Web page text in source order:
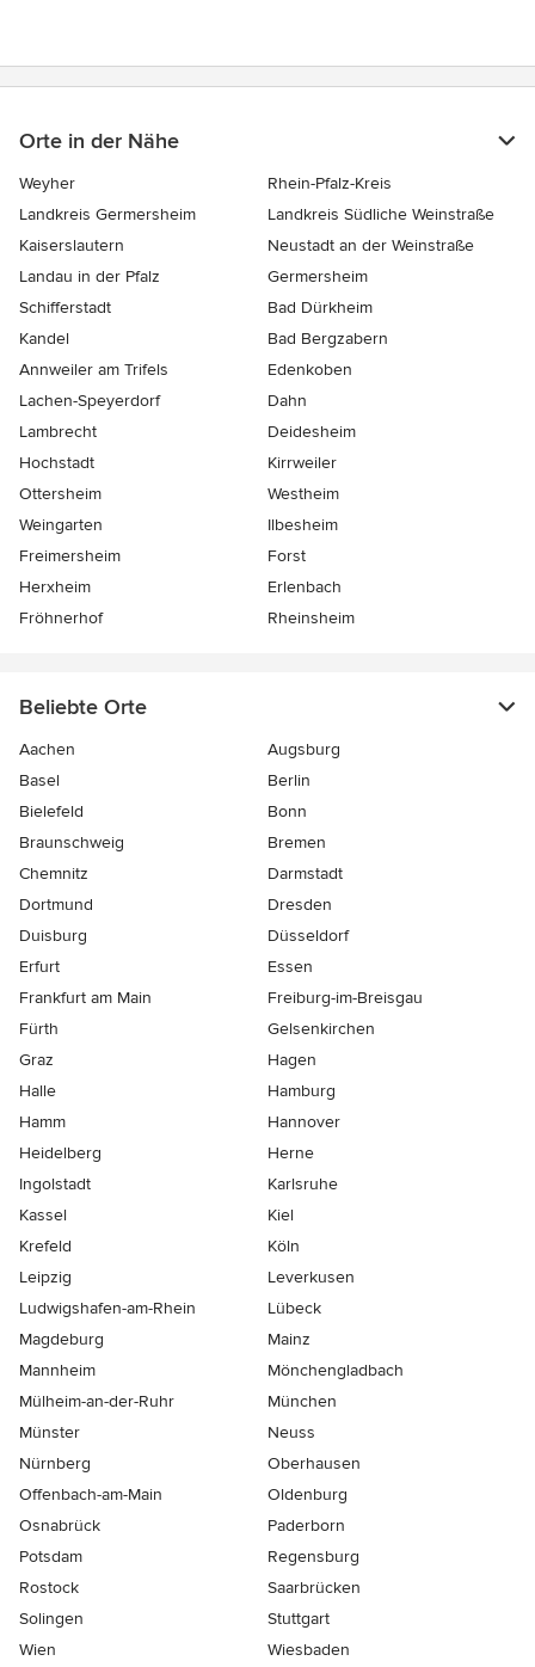
Orte in der Nähe
Weyher
Rhein-Pfalz-Kreis
Landkreis Germersheim
Landkreis Südliche Weinstraße
Kaiserslautern
Neustadt an der Weinstraße
Landau in der Pfalz
Germersheim
Schifferstadt
Bad Dürkheim
Kandel
Bad Bergzabern
Annweiler am Trifels
Edenkoben
Lachen-Speyerdorf
Dahn
Lambrecht
Deidesheim
Hochstadt
Kirrweiler
Ottersheim
Westheim
Weingarten
Ilbesheim
Freimersheim
Forst
Herxheim
Erlenbach
Fröhnerhof
Rheinsheim
Beliebte Orte
Aachen
Augsburg
Basel
Berlin
Bielefeld
Bonn
Braunschweig
Bremen
Chemnitz
Darmstadt
Dortmund
Dresden
Duisburg
Düsseldorf
Erfurt
Essen
Frankfurt am Main
Freiburg-im-Breisgau
Fürth
Gelsenkirchen
Graz
Hagen
Halle
Hamburg
Hamm
Hannover
Heidelberg
Herne
Ingolstadt
Karlsruhe
Kassel
Kiel
Krefeld
Köln
Leipzig
Leverkusen
Ludwigshafen-am-Rhein
Lübeck
Magdeburg
Mainz
Mannheim
Mönchen­gladbach
Mülheim-an-der-Ruhr
München
Münster
Neuss
Nürnberg
Oberhausen
Offenbach-am-Main
Oldenburg
Osnabrück
Paderborn
Potsdam
Regensburg
Rostock
Saarbrücken
Solingen
Stuttgart
Wien
Wiesbaden